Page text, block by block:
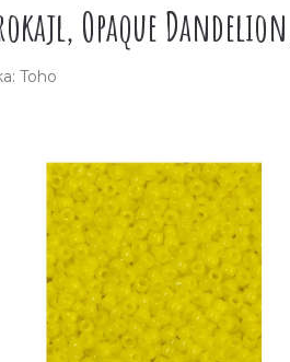
rokajl, Opaque
Toho